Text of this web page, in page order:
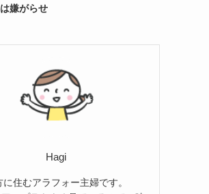
嫌がらせ
Hagi
に住むアラフォー主婦です。